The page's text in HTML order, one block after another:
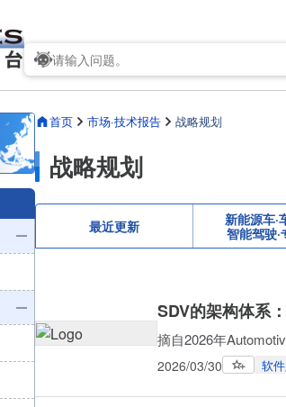
首页 市场·技术报告 战略规划
战略规划
最近更新
新能源车·
智能驾驶·
SDV的架构体系
摘自2026年
2026/03/30 软